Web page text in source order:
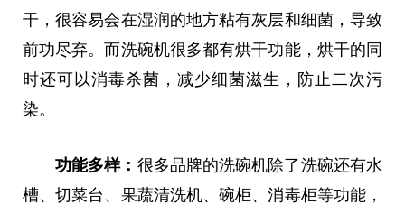
干，很容易会在湿润的地方粘有灰层和细菌，导致
前功尽弃。而洗碗机很多都有烘干功能，烘干的同
时还可以消毒杀菌，减少细菌滋生，防止二次污
染。
功能多样： 很多品牌的洗碗机除了洗碗还有水
槽、切菜台、果蔬清洗机、碗柜、消毒柜等功能，